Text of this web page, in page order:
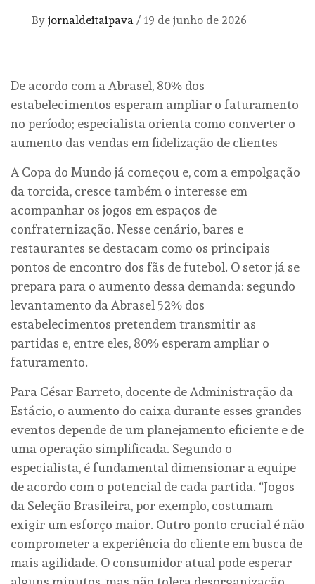
By jornaldeitaipava / 19 de junho de 2026
De acordo com a Abrasel, 80% dos
estabelecimentos esperam ampliar o faturamento
no período; especialista orienta como converter o
aumento das vendas em fidelização de clientes
A Copa do Mundo já começou e, com a empolgação
da torcida, cresce também o interesse em
acompanhar os jogos em espaços de
confraternização. Nesse cenário, bares e
restaurantes se destacam como os principais
pontos de encontro dos fãs de futebol. O setor já se
prepara para o aumento dessa demanda: segundo
levantamento da Abrasel 52% dos
estabelecimentos pretendem transmitir as
partidas e, entre eles, 80% esperam ampliar o
faturamento.
Para César Barreto, docente de Administração da
Estácio, o aumento do caixa durante esses grandes
eventos depende de um planejamento eficiente e de
uma operação simplificada. Segundo o
especialista, é fundamental dimensionar a equipe
de acordo com o potencial de cada partida. “Jogos
da Seleção Brasileira, por exemplo, costumam
exigir um esforço maior. Outro ponto crucial é não
comprometer a experiência do cliente em busca de
mais agilidade. O consumidor atual pode esperar